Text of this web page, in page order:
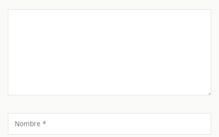
Nombre